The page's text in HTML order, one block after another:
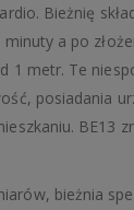
Bieżnię
a po
1 metr. Te
posiadania
BE13
bieżnia